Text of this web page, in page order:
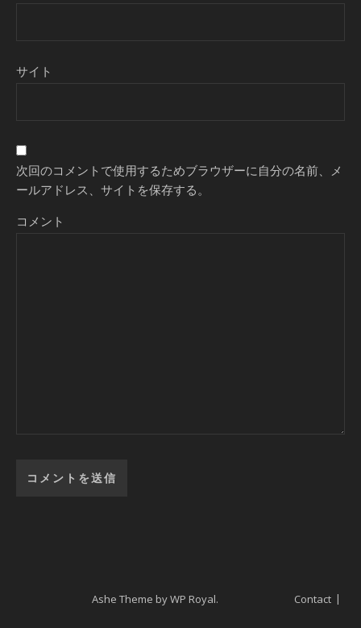
サイト
次回のコメントで使用するためブラウザーに自分の名前、メ
ールアドレス、サイトを保存する。
コメント
Contact
Ashe Theme byWP Royal.